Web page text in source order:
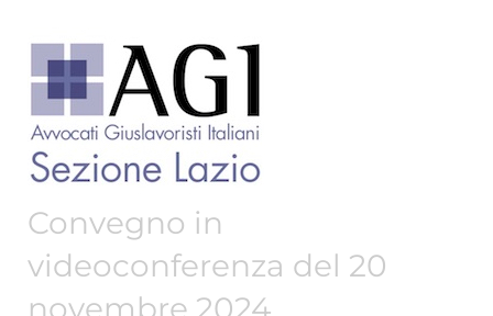
Convegno in
videoconferenza del 20
novembre 2024